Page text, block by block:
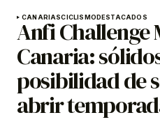
CANARIASCICLISMODESTACADOS
Anfi Challenge
Canaria:
posibilidad de
abrir